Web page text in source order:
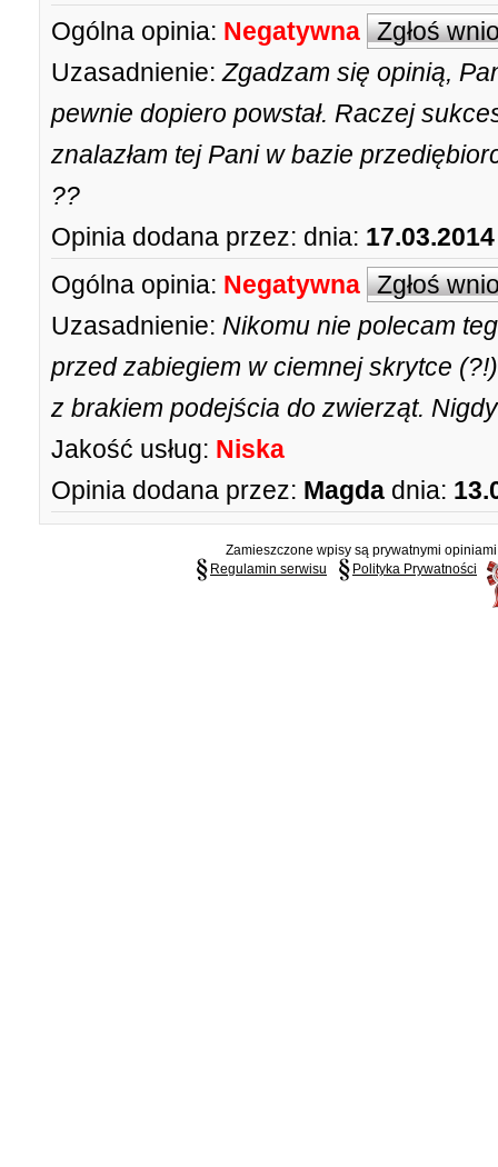
Ogólna opinia: Negatywna Zgłoś
Uzasadnienie: Zgadzam się opinią,
pewnie dopiero powstał. Raczej
znalazłam tej Pani w bazie
??
Opinia dodana przez: dnia:
Ogólna opinia: Negatywna Zgłoś
Uzasadnienie: Nikomu nie polecam
przed zabiegiem w ciemnej skrytce
z brakiem podejścia do zwierząt.
Jakość usług: Niska
Opinia dodana przez: Magda dnia:
Zamieszczone wpisy są prywatnymi
Regulamin serwisu
Polityka Prywatności